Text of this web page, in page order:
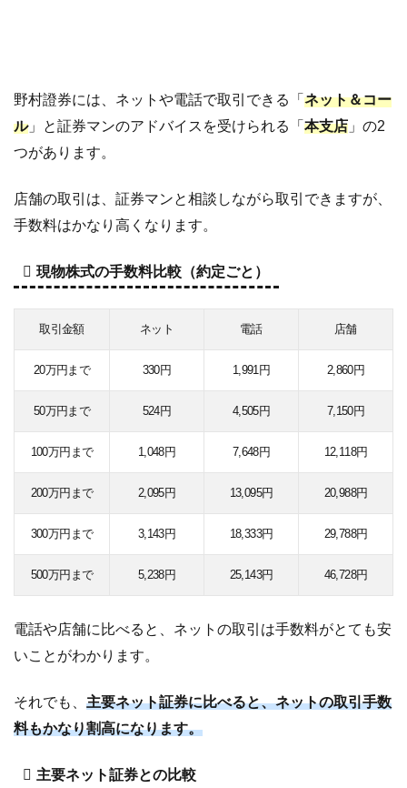
野村證券には、ネットや電話で取引できる「 ネット＆コー
ル」と証券マンのアドバイスを受けられる「 本支店 」の2
つがあります。
店舗の取引は、証券マンと相談しながら取引できますが、
手数料はかなり高くなります。
現物株式の手数料比較（約定ごと）
取引金額 ネット 電話 店舗
20万円まで 330円 1,991円 2,860円
50万円まで 524円 4,505円 7,150円
100万円まで 1,048円 7,648円 12,118円
200万円まで 2,095円 13,095円 20,988円
300万円まで 3,143円 18,333円 29,788円
500万円まで 5,238円 25,143円 46,728円
電話や店舗に比べると、ネットの取引は手数料がとても安
いことがわかります。
それでも、 主要ネット証券に比べると、ネットの取引手数
料もかなり割高になります。
主要ネット証券との比較